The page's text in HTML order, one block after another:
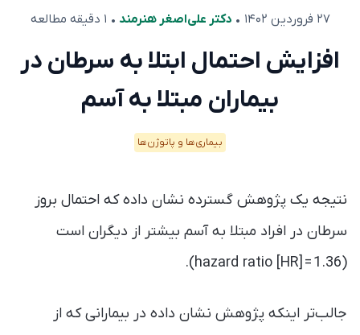
۲۷ فروردین ۱۴۰۲ •دکتر علی‌اصغر هنرمند • ۱ دقیقه مطالعه
افزایش احتمال ابتلا به سرطان در
بیماران مبتلا به آسم
بیماری‌ها و پاتوژن‌ها
نتیجه یک پژوهش گسترده نشان داده که احتمال بروز
سرطان در افراد مبتلا به آسم بیشتر از دیگران است
(hazard ratio [HR] = 1.36).
جالب‌تر اینکه پژوهش نشان داده در بیمارانی که از